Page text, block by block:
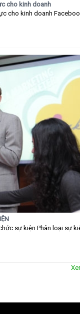
cho kinh doanh
cho kinh doanh
sự kiện Phân loại sự